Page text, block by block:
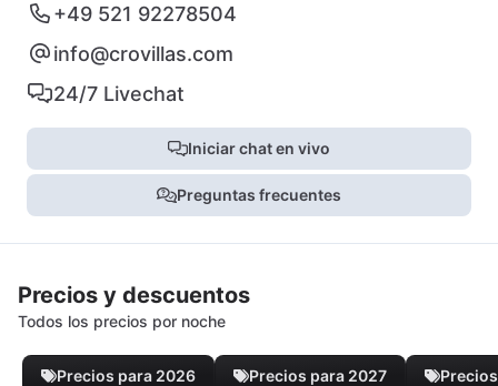
+49 521 92278504
info@crovillas.com
24/7 Livechat
Iniciar chat en vivo
Preguntas frecuentes
Precios y descuentos
Todos los precios por noche
Precios para 2026 Precios para 2027